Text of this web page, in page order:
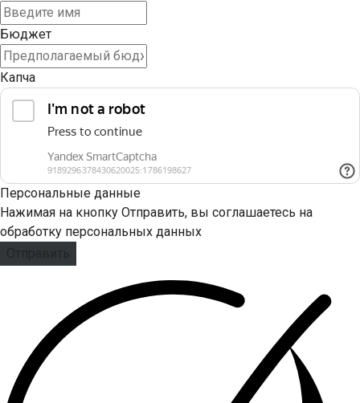
Бюджет
Капча
Персональные данные
Нажимая на кнопку Отправить, вы соглашаетесь на
обработку персональных данных
Отправить